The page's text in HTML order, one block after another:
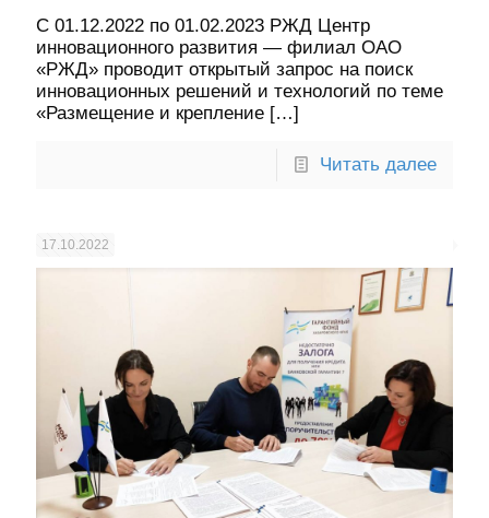
С 01.12.2022 по 01.02.2023 РЖД Центр
инновационного развития — филиал ОАО
«РЖД» проводит открытый запрос на поиск
инновационных решений и технологий по теме
«Размещение и крепление […]
Читать далее
17.10.2022